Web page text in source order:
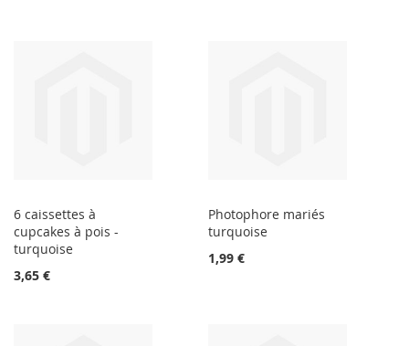
6 caissettes à
cupcakes à pois -
turquoise
3,65 €
Photophore mariés
turquoise
1,99 €